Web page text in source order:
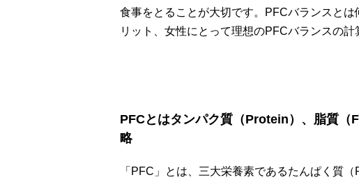
食事をとることが大切です。PFCバランスと
リット、女性にとって理想のPFCバランスの計
PFCとはタンパク質（Protein）、脂質
略
「PFC」とは、三大栄養素であるたんぱく質